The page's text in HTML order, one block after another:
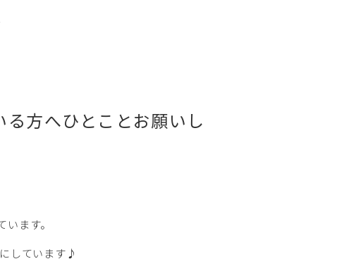
方へひとことお願いし
ます。
しています♪